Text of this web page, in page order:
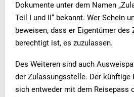
Dokumente unter dem Namen
Teil I und II“ bekannt. Wer Schein
beweisen, dass er Eigentümer
berechtigt ist, es zuzulassen.
Des Weiteren sind auch
der Zulassungsstelle. Der künftige
sich entweder mit dem Reisepass